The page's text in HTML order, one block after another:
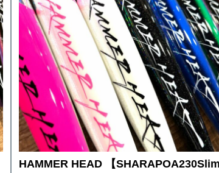
HAMMER HEAD 【